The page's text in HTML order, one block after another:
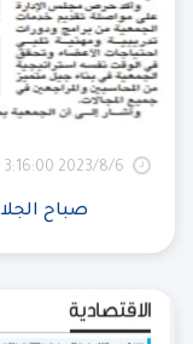
6‏‏/8‏‏/2023 3:16:00 م
صباح